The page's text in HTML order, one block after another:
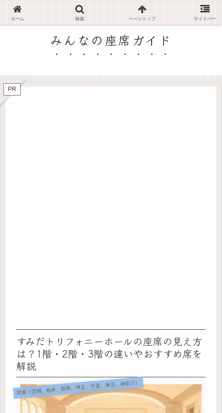
全国のライブ・劇場・スポーツ会場の座席からの見え方を徹底解説
みんなの座席ガイド
PR
すみだトリフォニーホールの座席の見え方
は？1階・2階・3階の違いやおすすめ席を
解説
関東（茨城、栃木、群馬、埼玉、千葉、東京、神奈川）
ホーム 検索 ページトップ サイドバー